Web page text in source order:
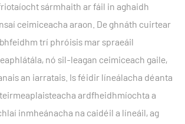
sármhaith ar fáil in aghaidh
ceimiceacha araon. De ghnáth cuirtear
trí phróisis mar spraeáil
nó sil-leagan ceimiceach gaile,
an iarratais. Is féidir líneálacha déanta
ardfheidhmíochta a
inmheánacha na caidéil a líneáil, ag